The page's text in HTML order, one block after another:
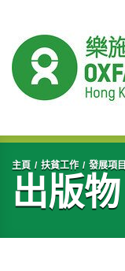
開始主要內容
主頁 扶貧工作 發展項目
出版物